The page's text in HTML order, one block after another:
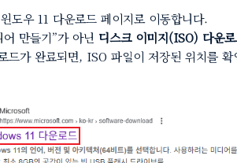
도우 11 다운로드 페이지로 이동합니다.
어 만들기”가 아닌 디스크 이미지(ISO) 다운
드가 완료되면, ISO 파일이 저장된 위치를 확